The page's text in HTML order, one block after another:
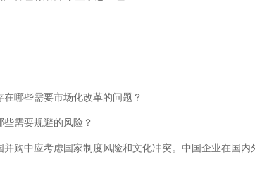
哪些需要市场化改革的问题？
需要规避的风险？
购中应考虑国家制度风险和文化冲突。中国企业在国